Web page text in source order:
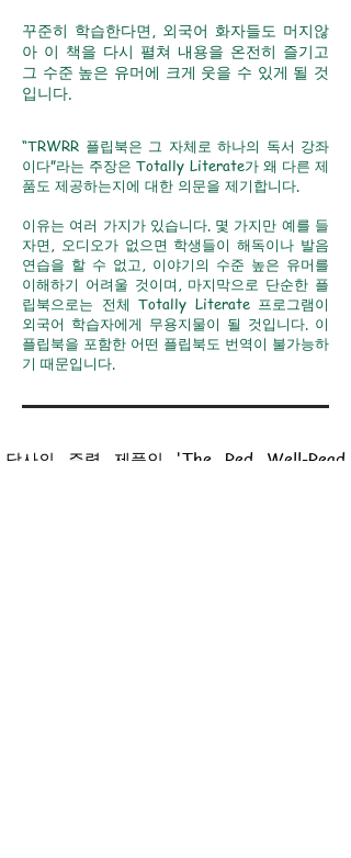
꾸준히 학습한다면, 외국어 화자들도 머지않
아 이 책을 다시 펼쳐 내용을 온전히 즐기고
그 수준 높은 유머에 크게 웃을 수 있게 될 것
입니다.
“TRWRR 플립북은 그 자체로 하나의 독서 강좌
이다”라는 주장은 Totally Literate가 왜 다른 제
품도 제공하는지에 대한 의문을 제기합니다.
이유는 여러 가지가 있습니다. 몇 가지만 예를 들
자면, 오디오가 없으면 학생들이 해독이나 발음
연습을 할 수 없고, 이야기의 수준 높은 유머를
이해하기 어려울 것이며, 마지막으로 단순한 플
립북으로는 전체 Totally Literate 프로그램이
외국어 학습자에게 무용지물이 될 것입니다. 이
플립북을 포함한 어떤 플립북도 번역이 불가능하
기 때문입니다.
당사의 주력 제품인 'The Red Well-Read